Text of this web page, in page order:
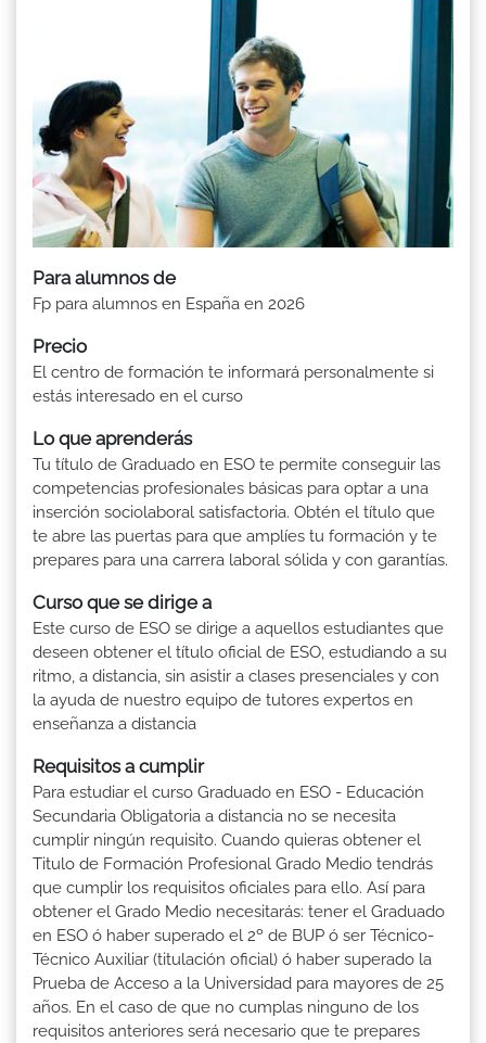
Para alumnos de
Fp para alumnos en España en 2026
Precio
El centro de formación te informará personalmente si
estás interesado en el curso
Lo que aprenderás
Tu título de Graduado en ESO te permite conseguir las
competencias profesionales básicas para optar a una
inserción sociolaboral satisfactoria. Obtén el título que
te abre las puertas para que amplíes tu formación y te
prepares para una carrera laboral sólida y con garantías.
Curso que se dirige a
Este curso de ESO se dirige a aquellos estudiantes que
deseen obtener el título oficial de ESO, estudiando a su
ritmo, a distancia, sin asistir a clases presenciales y con
la ayuda de nuestro equipo de tutores expertos en
enseñanza a distancia
Requisitos a cumplir
Para estudiar el curso Graduado en ESO - Educación
Secundaria Obligatoria a distancia no se necesita
cumplir ningún requisito. Cuando quieras obtener el
Titulo de Formación Profesional Grado Medio tendrás
que cumplir los requisitos oficiales para ello. Así para
obtener el Grado Medio necesitarás: tener el Graduado
en ESO ó haber superado el 2º de BUP ó ser Técnico-
Técnico Auxiliar (titulación oficial) ó haber superado la
Prueba de Acceso a la Universidad para mayores de 25
años. En el caso de que no cumplas ninguno de los
requisitos anteriores será necesario que te prepares